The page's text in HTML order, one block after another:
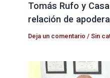
Tomás Rufo y
relación de
Deja un comentario /Sin